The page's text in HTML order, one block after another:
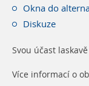
Okna do
Diskuze
Svou účast
Více informací o